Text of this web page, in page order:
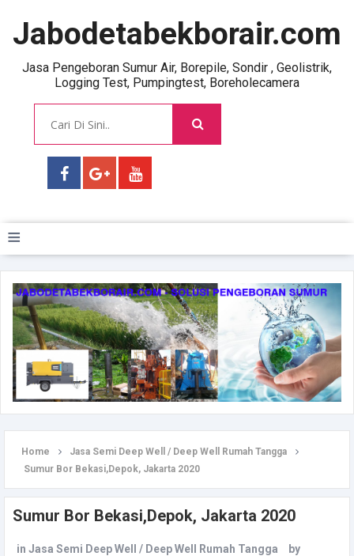
Jabodetabekborair.com
Jasa Pengeboran Sumur Air, Borepile, Sondir , Geolistrik,
Logging Test, Pumpingtest, Boreholecamera
≡
Home
Jasa Semi Deep Well / Deep Well Rumah Tangga
Sumur Bor Bekasi,Depok, Jakarta 2020
Sumur Bor Bekasi,Depok, Jakarta 2020
in Jasa Semi Deep Well / Deep Well Rumah Tangga
by